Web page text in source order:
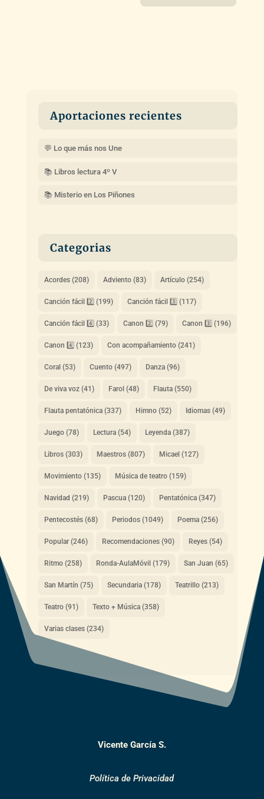
Aportaciones recientes
💬 Lo que más nos Une
📚 Libros lectura 4º V
📚 Misterio en Los Piñones
Categorias
Acordes(208) Adviento(83) Artículo(254)
Canción fácil 2️⃣ (199) Canción fácil 3️⃣ (117)
Canción fácil 4️⃣ (33) Canon 2️⃣ (79) Canon 3️⃣ (196)
Canon 4️⃣ (123) Con acompañamiento(241)
Coral (53) Cuento(497) Danza(96)
De viva voz(41) Farol (48) Flauta(550)
Flauta pentatónica(337) Himno(52) Idiomas(49)
Juego(78) Lectura(54) Leyenda(387)
Libros(303) Maestros(807) Micael (127)
Movimiento(135) Música de teatro(159)
Navidad (219) Pascua(120) Pentatónica(347)
Pentecostés(68) Periodos(1049) Poema(256)
Popular(246) Recomendaciones(90) Reyes(54)
Ritmo(258) Ronda-AulaMóvil (179) San Juan (65)
San Martín (75) Secundaria(178) Teatrillo(213)
Teatro(91) Texto + Música(358)
Varias clases(234)
Vicente García S.
Política de Privacidad